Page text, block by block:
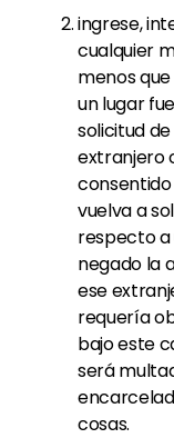
ingrese,
cualquier
menos
un lugar
solicitud
extranjero
vuelva a
respecto
negado la
ese
requería
bajo este
será
cosas.